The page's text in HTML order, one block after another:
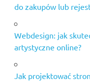
do zakupów lub
Webdesign: jak
artystyczne online?
Jak projektować